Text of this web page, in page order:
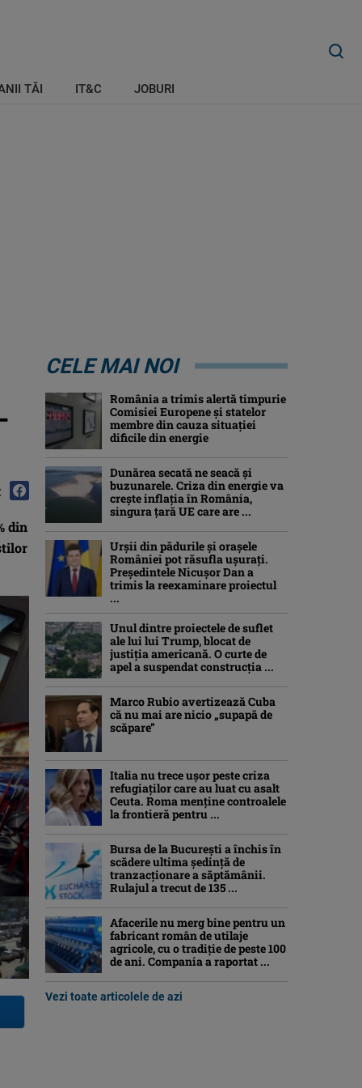
TĂI IT&C JOBURI
din
CELE MAI NOI
România a trimis alertă timpurie
Comisiei Europene și statelor
membre din cauza situației
dificile din energie
Dunărea secată ne seacă și
buzunarele. Criza din energie va
crește inflația în România,
singura țară UE care are ...
Urșii din pădurile și orașele
României pot răsufla ușurați.
Președintele Nicușor Dan a
trimis la reexaminare proiectul
...
Unul dintre proiectele de suflet
ale lui lui Trump, blocat de
justiția americană. O curte de
apel a suspendat construcția ...
Marco Rubio avertizează Cuba
că nu mai are nicio „supapă de
scăpare”
Italia nu trece ușor peste criza
refugiaților care au luat cu asalt
Ceuta. Roma menține controalele
la frontieră pentru ...
Bursa de la București a închis în
scădere ultima ședință de
tranzacționare a săptămânii.
Rulajul a trecut de 135 ...
Afacerile nu merg bine pentru un
fabricant român de utilaje
agricole, cu o tradiție de peste 100
de ani. Compania a raportat ...
Vezi toate articolele de azi